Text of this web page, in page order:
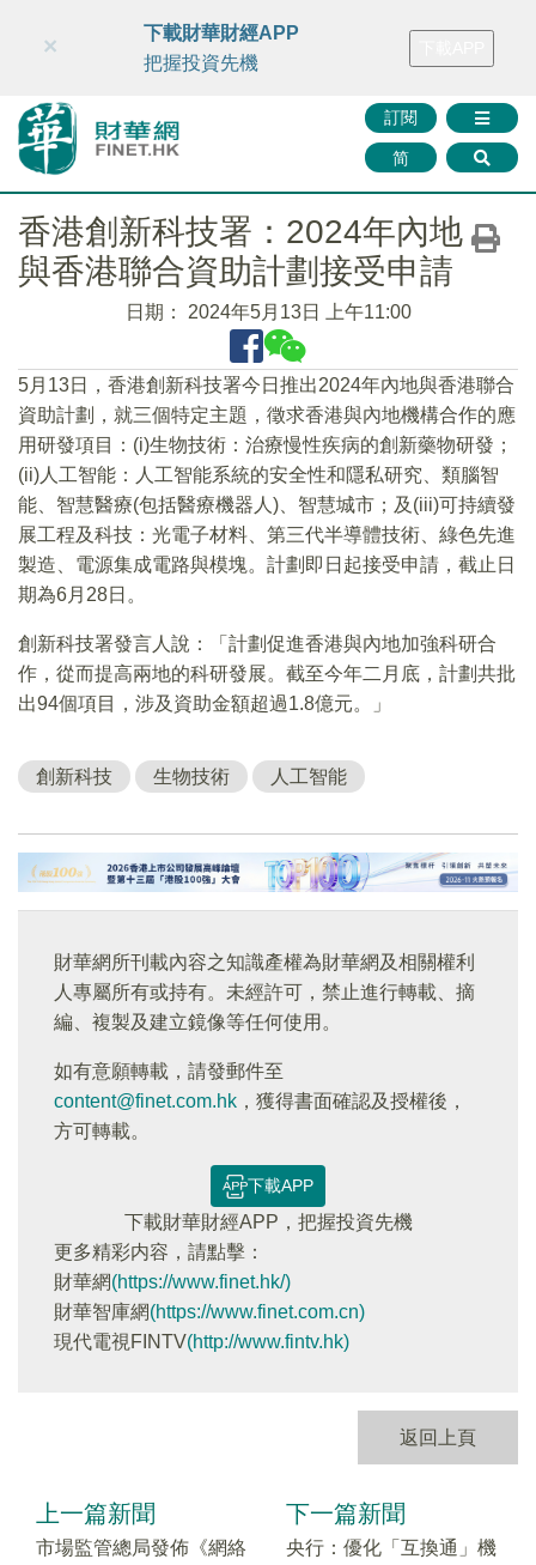
財華智庫網 FINTV FINMETA 財華證券 媒體矩陣
訂閱
简
×
下載財華財經APP
把握投資先機
香港創新科技署：2024年內地
與香港聯合資助計劃接受申請
日期： 2024年5月13日 上午11:00
5月13日，香港創新科技署今日推出2024年內地與香港聯合
資助計劃，就三個特定主題，徵求香港與內地機構合作的應
用研發項目：(i)生物技術：治療慢性疾病的創新藥物研發；
(ii)人工智能：人工智能系統的安全性和隱私研究、類腦智
能、智慧醫療(包括醫療機器人)、智慧城市；及(iii)可持續發
展工程及科技：光電子材料、第三代半導體技術、綠色先進
製造、電源集成電路與模塊。計劃即日起接受申請，截止日
期為6月28日。
創新科技署發言人說：「計劃促進香港與內地加強科研合
作，從而提高兩地的科研發展。截至今年二月底，計劃共批
出94個項目，涉及資助金額超過1.8億元。」
創新科技 生物技術 人工智能
財華網所刊載內容之知識產權為財華網及相關權利
人專屬所有或持有。未經許可，禁止進行轉載、摘
編、複製及建立鏡像等任何使用。
如有意願轉載，請發郵件至
content@finet.com.hk ，獲得書面確認及授權後，
方可轉載。
下載APP
下載財華財經APP，把握投資先機
更多精彩内容，請點擊：
財華網(https://www.finet.hk/)
財華智庫網(https://www.finet.com.cn)
現代電視FINTV(http://www.fintv.hk)
返回上頁
上一篇新聞
市場監管總局發佈《網絡
下一篇新聞
央行：優化「互換通」機